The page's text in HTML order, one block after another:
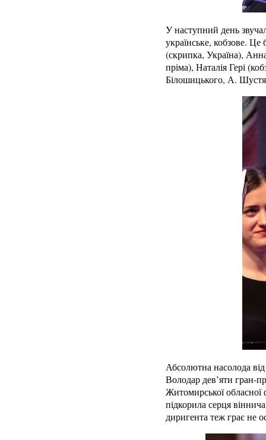
У наступний день
українське, кобзове.
(скрипка, Україна),
пріма), Наталія Гері
Білошицького, А.
Абсолютна насолода від
Володар дев’яти гран-
Житомирської обласної
підкорила серця
диригента теж грає не